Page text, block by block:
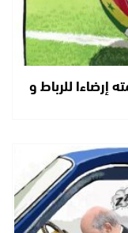
إرضاءا للرباط و